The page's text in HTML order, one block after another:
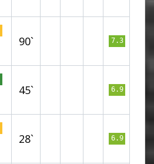
90` 7.3
45` 6.9
28` 6.9